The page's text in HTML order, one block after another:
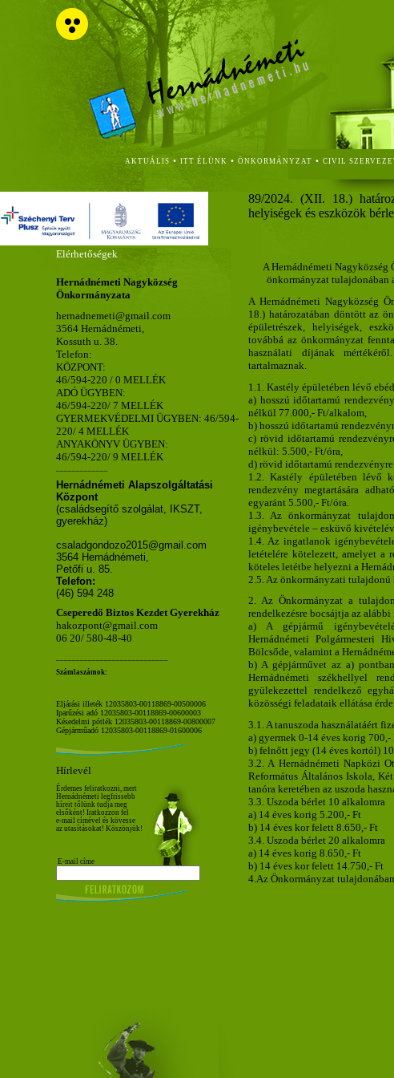
AKTUÁLIS • ITT ÉLÜNK • ÖNKORMÁNYZAT • CIVIL
Elérhetőségek
Hernádnémeti Nagyközség
Önkormányzata
hernadnemeti@gmail.com
3564 Hernádnémeti,
Kossuth u. 38.
Telefon:
KÖZPONT:
46/594-220 / 0 MELLÉK
ADÓ ÜGYBEN:
46/594-220/ 7 MELLÉK
GYERMEKVÉDELMI ÜGYBEN: 46/594-
220/ 4 MELLÉK
ANYAKÖNYV ÜGYBEN:
46/594-220/ 9 MELLÉK
Hernádnémeti Alapszolgáltatási
Központ
(családsegítő szolgálat, IKSZT,
gyerekház)
csaladgondozo2015@gmail.com
3564 Hernádnémeti,
Petőfi u. 85.
Telefon:
(46) 594 248
Cseperedő Biztos Kezdet Gyerekház
hakozpont@gmail.com
06 20/ 580-48-40
Számlaszámok:
Eljárási illeték 12035803-00118869-00500006
Iparűzési adó 12035803-00118869-00600003
Késedelmi pótlék 12035803-00118869-00800007
Gépjárműadó 12035803-00118869-01600006
Hírlevél
Érdemes feliratkozni, mert
Hernádnémeti legfrissebb
híreit tőlünk tudja meg
elsőként! Iratkozzon fel
e-mail címével és kövesse
az utasításokat! Köszönjük!
E-mail címe
89/2024. (XII. 18.)
helyiségek és eszközök
A Hernádnémeti Nagyközség
önkormányzat tulajdonában
A Hernádnémeti Nagyközség
18.) határozatában döntött az
épületrészek, helyiségek,
továbbá az önkormányzat
használati díjának
tartalmaznak.
1.1. Kastély épületében lévő
a) hosszú időtartamú
nélkül 77.000,- Ft/alkalom,
b) hosszú időtartamú
c) rövid időtartamú
nélkül: 5.500,- Ft/óra,
d) rövid időtartamú
1.2. Kastély épületében lévő
rendezvény megtartására
egyaránt 5.500,- Ft/óra.
1.3. Az önkormányzat
igénybevétele – esküvő
1.4. Az ingatlanok
letételére kötelezett, amelyet a
köteles letétbe helyezni a
2.5. Az önkormányzati
2. Az Önkormányzat a
rendelkezésre bocsájtja az
a) A gépjármű
Hernádnémeti Polgármesteri
Bölcsőde, valamint a
b) A gépjárművet az a)
Hernádnémeti székhellyel
gyülekezettel rendelkező
közösségi feladataik ellátása
3.1. A tanuszoda használatáért
a) gyermek 0-14 éves korig 700,-
b) felnőtt jegy (14 éves kortól)
3.2. A Hernádnémeti Napközi
Református Általános Iskola,
tanóra keretében az uszoda
3.3. Uszoda bérlet 10 alkalomra
a) 14 éves korig 5.200,- Ft
b) 14 éves kor felett 8.650,- Ft
3.4. Uszoda bérlet 20 alkalomra
a) 14 éves korig 8.650,- Ft
b) 14 éves kor felett 14.750,- Ft
4.Az Önkormányzat